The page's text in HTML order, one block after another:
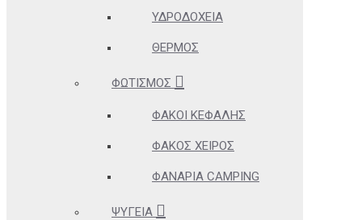
ΥΔΡΟΔΟΧΕΊΑ
ΘΕΡΜΌΣ
ΦΩΤΙΣΜΌΣ
ΦΑΚΟΊ ΚΕΦΑΛΉΣ
ΦΑΚΌΣ ΧΕΙΡΌΣ
ΦΑΝΆΡΙΑ CAMPING
ΨΥΓΕΊΑ